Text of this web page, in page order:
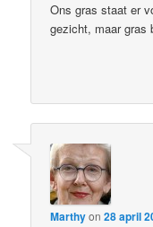
Ons gras staat er
gezicht, maar
Marthyon28 april